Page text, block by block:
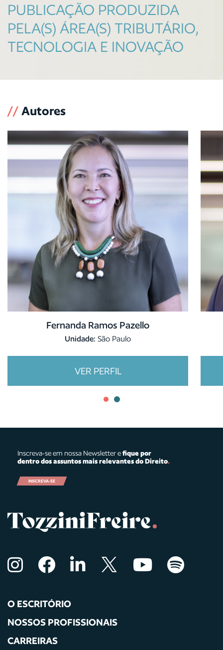
PUBLICAÇÃO PRODUZIDA
PELA(S) ÁREA(S) TRIBUTÁRIO,
TECNOLOGIA E INOVAÇÃO
// Autores
Fernanda Ramos Pazello
Unidade: São Paulo
VER PERFIL
Inscreva-se em nossa Newsletter efique por
dentro dos assuntos mais relevantes do Direito.
INSCREVA-SE
O ESCRITÓRIO
NOSSOS PROFISSIONAIS
CARREIRAS